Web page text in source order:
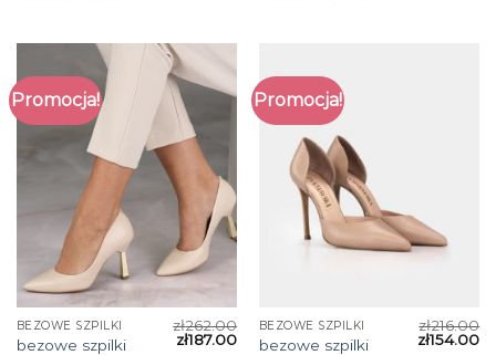
Promocja!
BEZOWE SZPILKI
bezowe szpilki
zł262.00
zł187.00
Promocja!
BEZOWE SZPILKI
bezowe szpilki
zł216.00
zł154.00